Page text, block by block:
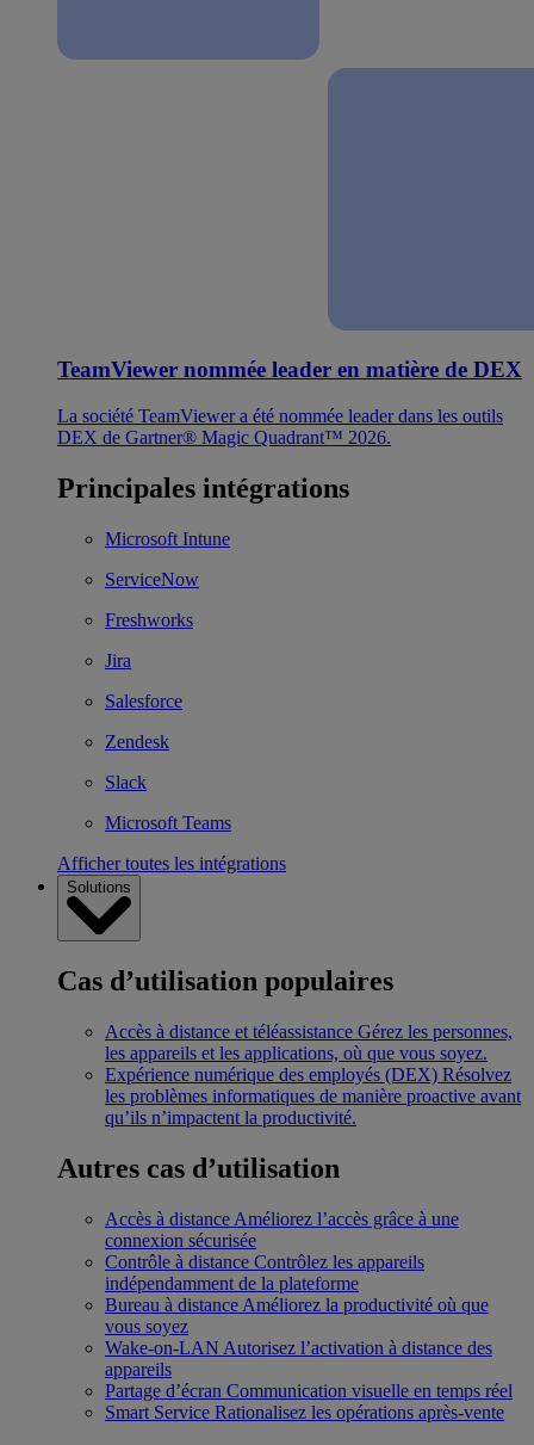
TeamViewer nommée leader en matière de DEX
La société TeamViewer a été nommée leader dans les outils
DEX de Gartner® Magic Quadrant™ 2026.
Principales intégrations
Microsoft Intune
ServiceNow
Freshworks
Jira
Salesforce
Zendesk
Slack
Microsoft Teams
Afficher toutes les intégrations
Solutions
Cas d’utilisation populaires
Accès à distance et téléassistance Gérez les personnes,
les appareils et les applications, où que vous soyez.
Expérience numérique des employés (DEX) Résolvez
les problèmes informatiques de manière proactive avant
qu’ils n’impactent la productivité.
Autres cas d’utilisation
Accès à distance Améliorez l’accès grâce à une
connexion sécurisée
Contrôle à distance Contrôlez les appareils
indépendamment de la plateforme
Bureau à distance Améliorez la productivité où que
vous soyez
Wake-on-LAN Autorisez l’activation à distance des
appareils
Partage d’écran Communication visuelle en temps réel
Smart Service Rationalisez les opérations après-vente